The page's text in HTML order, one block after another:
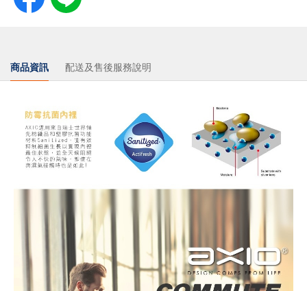
商品資訊 配送及售後服務說明